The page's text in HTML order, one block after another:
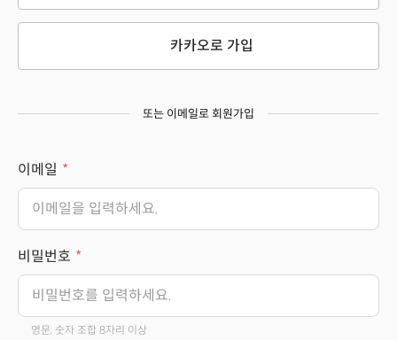
카카오로 가입
또는 이메일로 회원가입
이메일
비밀번호
영문, 숫자 조합 8자리 이상